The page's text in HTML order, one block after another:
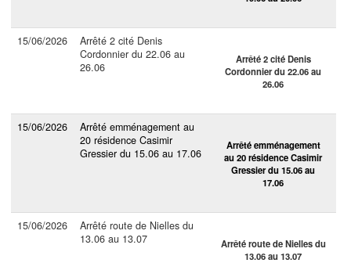
15/06/2026
Arrêté 2 cité Denis
Cordonnier du 22.06 au
26.06
Arrêté 2 cité Denis
Cordonnier du 22.06 au
26.06
15/06/2026
Arrêté emménagement au
20 résidence Casimir
Gressier du 15.06 au 17.06
Arrêté emménagement
au 20 résidence Casimir
Gressier du 15.06 au
17.06
15/06/2026
Arrêté route de Nielles du
13.06 au 13.07
Arrêté route de Nielles du
13.06 au 13.07